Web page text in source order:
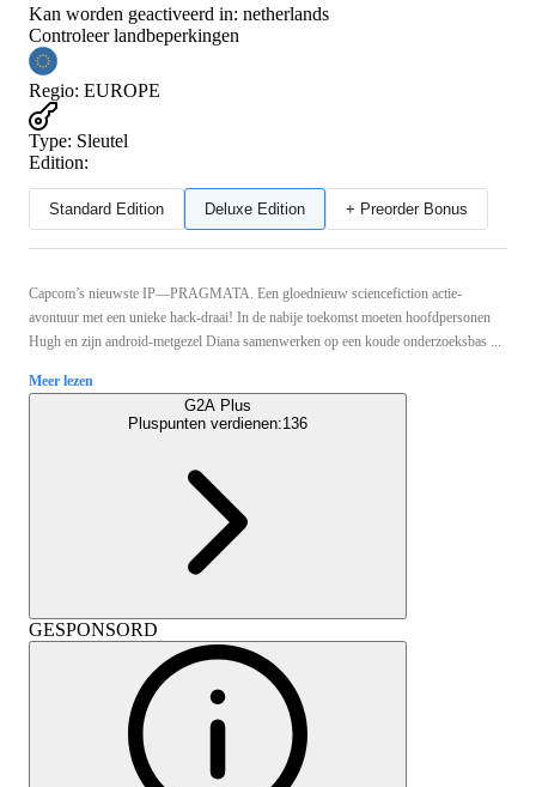
Kan worden geactiveerd in: netherlands
Controleer landbeperkingen
Regio: EUROPE
Type: Sleutel
Edition:
Standard Edition Deluxe Edition + Preorder Bonus
Capcom’s nieuwste IP—PRAGMATA. Een gloednieuw sciencefiction actie-
avontuur met een unieke hack-draai! In de nabije toekomst moeten hoofdpersonen
Hugh en zijn android-metgezel Diana samenwerken op een koude onderzoeksbas ...
Meer lezen
G2A Plus
Pluspunten verdienen:136
GESPONSORD